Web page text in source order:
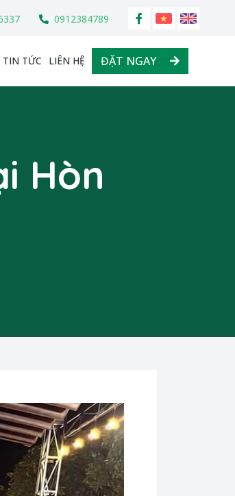
0912384789
TIN TỨC LIÊN HỆ ĐẶT NGAY
Hòn